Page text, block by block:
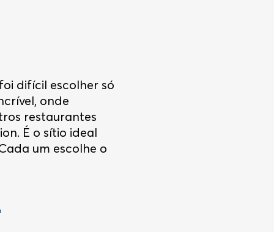
difícil escolher só
onde
restaurantes
É o sítio ideal
um escolhe o